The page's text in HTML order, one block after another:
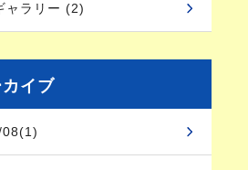
ャラリー (2)
イブ